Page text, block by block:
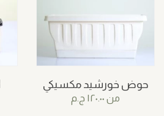
حوض خورشيد مكسيكي
من ١٢٠.٠٠ ج.م